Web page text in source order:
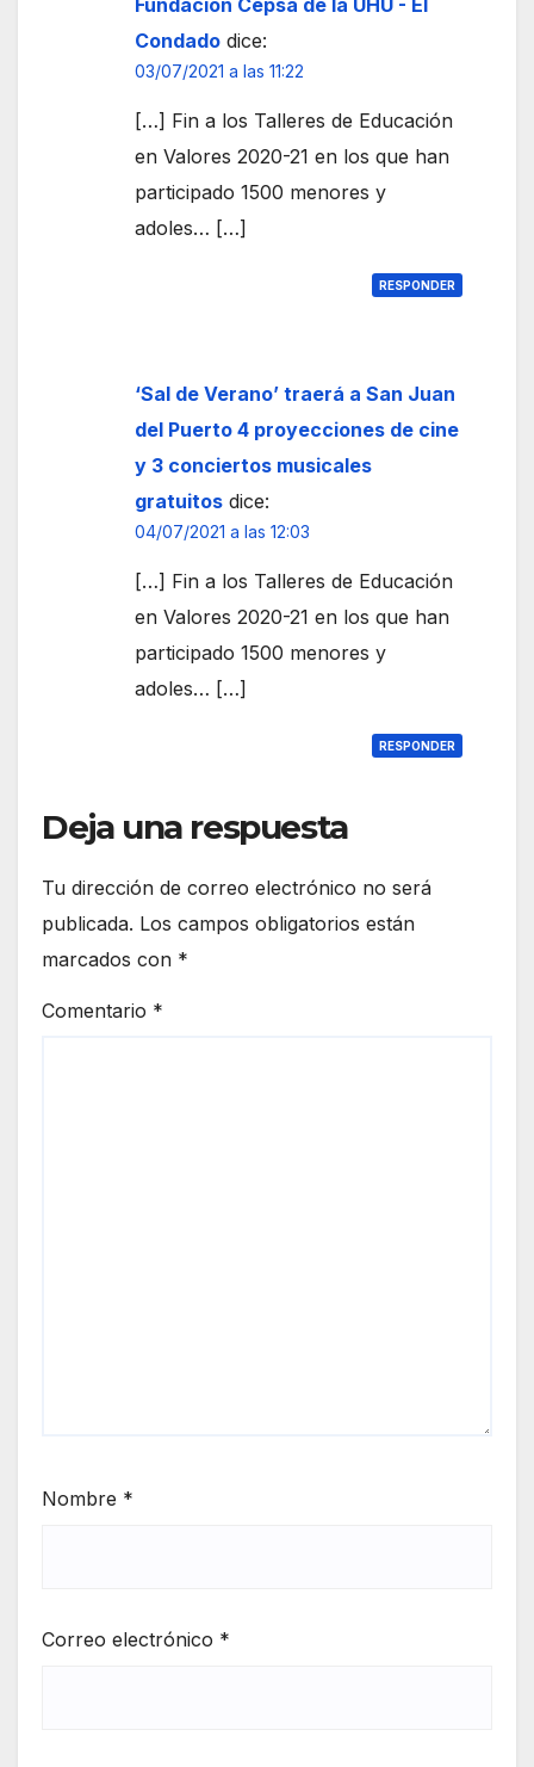
Condado dice:
03/07/2021 a las 11:22
[…] Fin a los Talleres de Educación
en Valores 2020-21 en los que han
participado 1500 menores y
adoles… […]
RESPONDER
‘Sal de Verano’ traerá a San Juan
del Puerto 4 proyecciones de cine
y 3 conciertos musicales
gratuitos dice:
04/07/2021 a las 12:03
[…] Fin a los Talleres de Educación
en Valores 2020-21 en los que han
participado 1500 menores y
adoles… […]
RESPONDER
Deja una respuesta
Tu dirección de correo electrónico no será
publicada. Los campos obligatorios están
marcados con *
Comentario *
Nombre *
Correo electrónico *